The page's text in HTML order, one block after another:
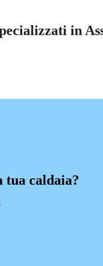
in
tua caldaia?